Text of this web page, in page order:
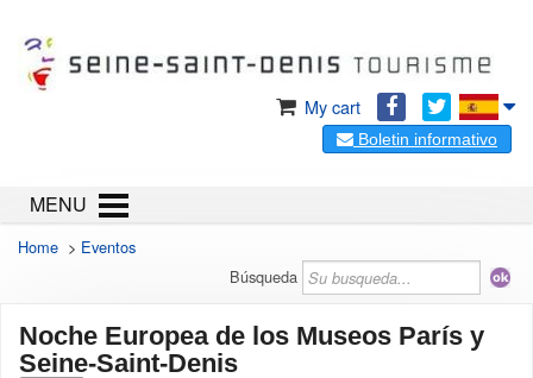
My cart
Boletin informativo
MENU
Home > Eventos
Búsqueda
Noche Europea de los Museos París y
Seine-Saint-Denis